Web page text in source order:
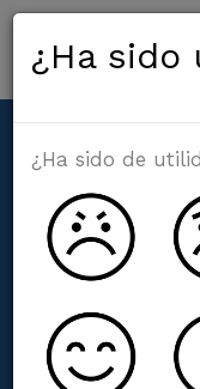
Pump
¿Ha sido
¿Ha sido de